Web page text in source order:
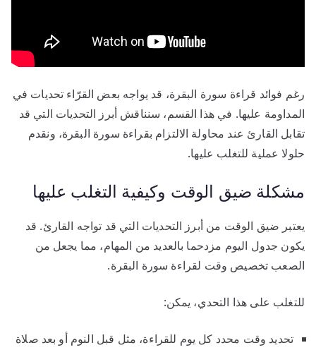
رغم فوائد قراءة سورة البقرة، قد يواجه بعض القرّاء تحديات في
المداومة عليها. في هذا القسم، سنناقش أبرز التحديات التي قد
تقابل القارئ عند محاولة الالتزام بقراءة سورة البقرة، ونقدم
حلولا عملية للتغلب عليها.
مشكلة ضيق الوقت وكيفية التغلب عليها
يعتبر ضيق الوقت من أبرز التحديات التي قد تواجه القارئ. قد
يكون جدول اليوم مزدحما بالعديد من المهام، مما يجعل من
الصعب تخصيص وقت لقراءة سورة البقرة.
للتغلب على هذا التحدي، يمكن:
تحديد وقت محدد كل يوم للقراءة، مثل قبل النوم أو بعد صلاة